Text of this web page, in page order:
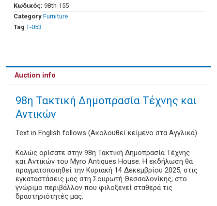
Κωδικός: 98th-155
Category Furniture
Tag Τ-053
Auction info
98η Τακτική Δημοπρασία Τέχνης και
Αντικών
Text in English follows (Ακολουθεί κείμενο στα Αγγλικά).
Καλώς ορίσατε στην 98η Τακτική Δημοπρασία Τέχνης
και Αντικών του Myro Antiques House. Η εκδήλωση θα
πραγματοποιηθεί την Κυριακή 14 Δεκεμβρίου 2025, στις
εγκαταστάσεις μας στη Σουρωτή Θεσσαλονίκης, στο
γνώριμο περιβάλλον που φιλοξενεί σταθερά τις
δραστηριότητές μας.